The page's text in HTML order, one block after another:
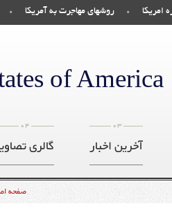
روشهای مهاجرت به آمریکا امریکا
of America
04
گالری
03
آخرین اخبار
صفحه